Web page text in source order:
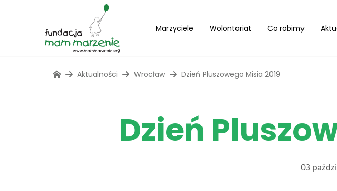
Marzyciele Wolontariat Co robimy
Aktualności Wrocław Dzień Pluszowego Misia 2019
Dzień
03